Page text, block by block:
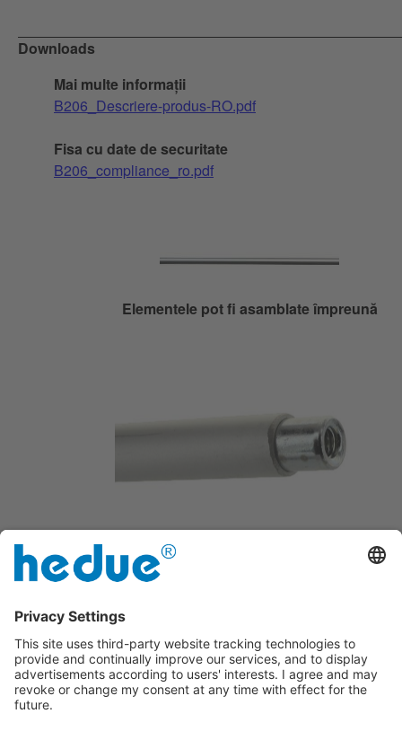
Downloads
Mai multe informații
B206_Descriere-produs-RO.pdf
Fisa cu date de securitate
B206_compliance_ro.pdf
Elementele pot fi asamblate împreună
Fabricat din aluminiu anodizat